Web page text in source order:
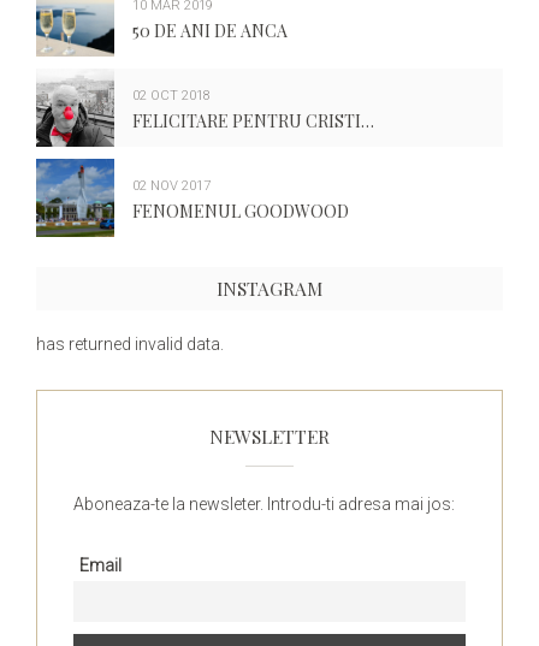
10 MAR 2019
50 DE ANI DE ANCA
02 OCT 2018
FELICITARE PENTRU CRISTI…
02 NOV 2017
FENOMENUL GOODWOOD
INSTAGRAM
has returned invalid data.
NEWSLETTER
Aboneaza-te la newsleter. Introdu-ti adresa mai jos:
Email